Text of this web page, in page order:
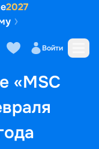
2027
Войти
«MSC
Маршрут и